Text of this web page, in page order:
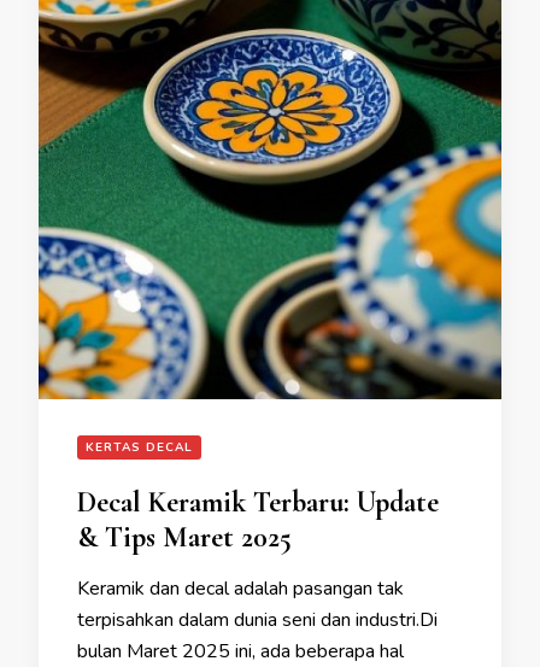
KERTAS DECAL
Decal Keramik Terbaru: Update
& Tips Maret 2025
Keramik dan decal adalah pasangan tak
terpisahkan dalam dunia seni dan industri.Di
bulan Maret 2025 ini, ada beberapa hal